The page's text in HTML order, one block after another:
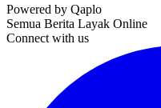
Powered by Qaplo
Semua Berita Layak Online
Connect with us